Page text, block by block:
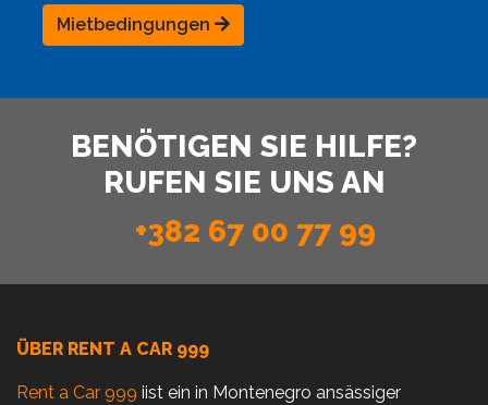
Mietbedingungen
BENÖTIGEN SIE HILFE?
RUFEN SIE UNS AN
+382 67 00 77 99
ÜBER RENT A CAR 999
Rent a Car 999 iist ein in Montenegro ansässiger